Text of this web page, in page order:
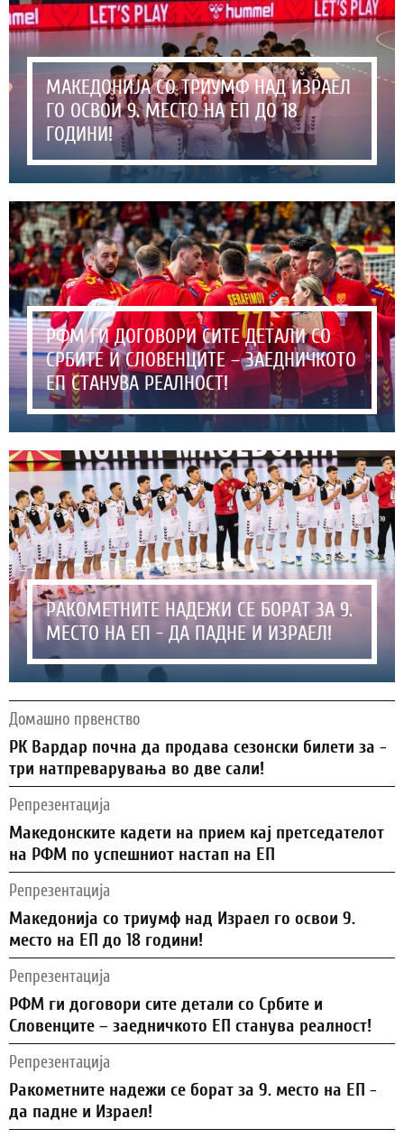
МАКЕДОНИЈА СО ТРИУМФ НАД ИЗРАЕЛ
ГО ОСВОИ 9. МЕСТО НА ЕП ДО 18
ГОДИНИ!
РФМ ГИ ДОГОВОРИ СИТЕ ДЕТАЛИ СО
СРБИТЕ И СЛОВЕНЦИТЕ – ЗАЕДНИЧКОТО
ЕП СТАНУВА РЕАЛНОСТ!
РАКОМЕТНИТЕ НАДЕЖИ СЕ БОРАТ ЗА 9.
МЕСТО НА ЕП - ДА ПАДНЕ И ИЗРАЕЛ!
Домашно првенство
РК Вардар почна да продава сезонски билети за -
три натпреварувања во две сали!
Репрезентација
Македонските кадети на прием кај претседателот
на РФМ по успешниот настап на ЕП
Репрезентација
Македонија со триумф над Израел го освои 9.
место на ЕП до 18 години!
Репрезентација
РФМ ги договори сите детали со Србите и
Словенците – заедничкото ЕП станува реалност!
Репрезентација
Ракометните надежи се борат за 9. место на ЕП -
да падне и Израел!